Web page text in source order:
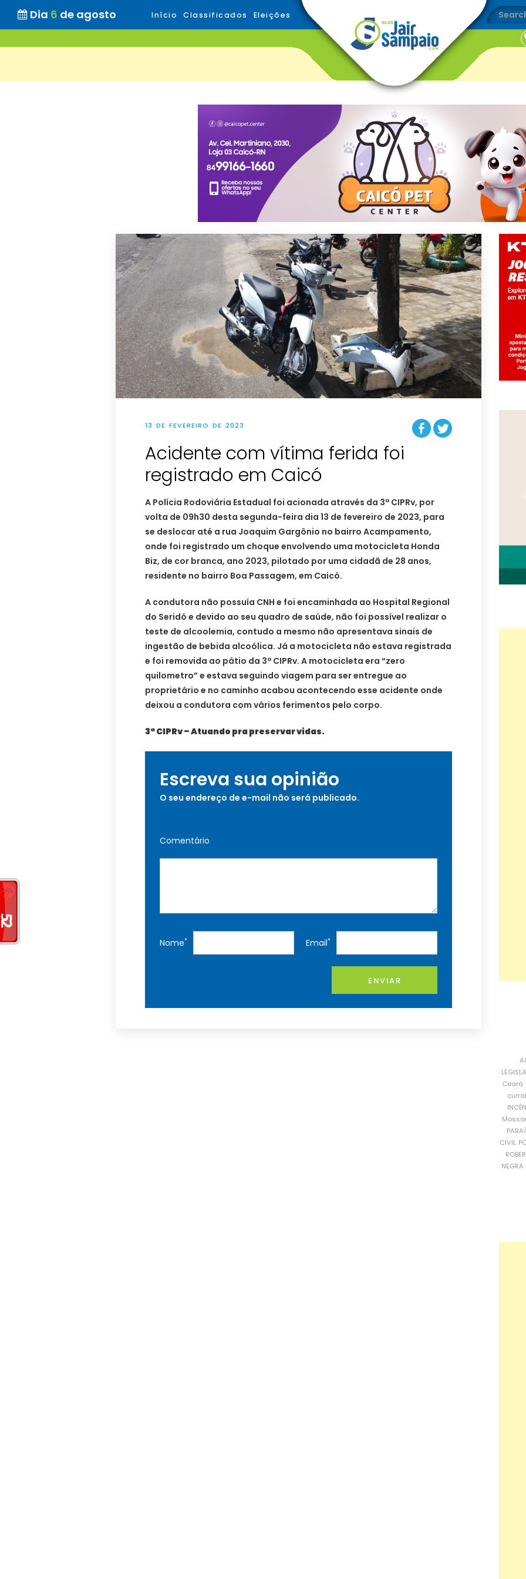
Dia 6 de agosto Início Classificados Eleições
13 DE FEVEREIRO DE 2023
Acidente com vítima ferida foi
registrado em Caicó
A Polícia Rodoviária Estadual foi acionada através da 3ª CIPRv, por
volta de 09h30 desta segunda-feira dia 13 de fevereiro de 2023, para
se deslocar até a rua Joaquim Gargônio no bairro Acampamento,
onde foi registrado um choque envolvendo uma motocicleta Honda
Biz, de cor branca, ano 2023, pilotado por uma cidadã de 28 anos,
residente no bairro Boa Passagem, em Caicó.
A condutora não possuía CNH e foi encaminhada ao Hospital Regional
do Seridó e devido ao seu quadro de saúde, não foi possível realizar o
teste de alcoolemia, contudo a mesmo não apresentava sinais de
ingestão de bebida alcoólica. Já a motocicleta não estava registrada
e foi removida ao pátio da 3ª CIPRv. A motocicleta era “zero
quilometro” e estava seguindo viagem para ser entregue ao
proprietário e no caminho acabou acontecendo esse acidente onde
deixou a condutora com vários ferimentos pelo corpo.
3ª CIPRv – Atuando pra preservar vidas.
Escreva sua opinião
O seu endereço de e-mail não será publicado.
Comentário
Nome* Email*
ENVIAR
Ceará
CIVIL
NEGRA